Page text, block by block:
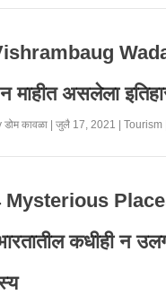
Wada
न माहीत असलेला
डोम कावळा |जुलै 17, 2021 |Tourism
Mysterious
कधीही न